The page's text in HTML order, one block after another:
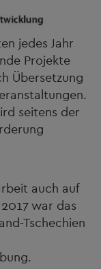
jedes Jahr
Projekte
Übersetzung
seitens der
auch auf
war das
Tschechien